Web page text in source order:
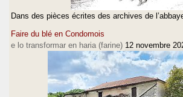
Dans des pièces écrites des archives de
Faire du blé en Condomois
e lo transformar en haria (farine) 12 novembre